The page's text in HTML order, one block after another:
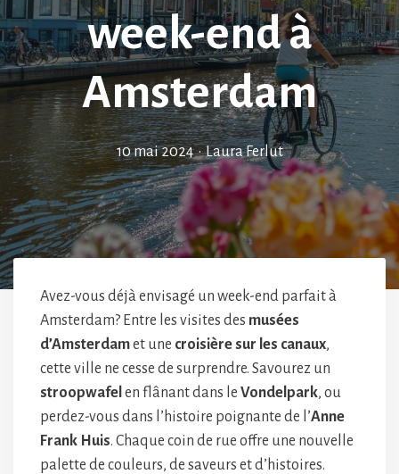
week-end à
Amsterdam
10 mai 2024 • Laura Ferlut
Avez-vous déjà envisagé un week-end parfait à
Amsterdam? Entre les visites des musées
d’Amsterdamet une croisière sur les canaux,
cette ville ne cesse de surprendre. Savourez un
stroopwafel en flânant dans le Vondelpark, ou
perdez-vous dans l’histoire poignante de l’Anne
Frank Huis. Chaque coin de rue offre une nouvelle
palette de couleurs, de saveurs et d’histoires.